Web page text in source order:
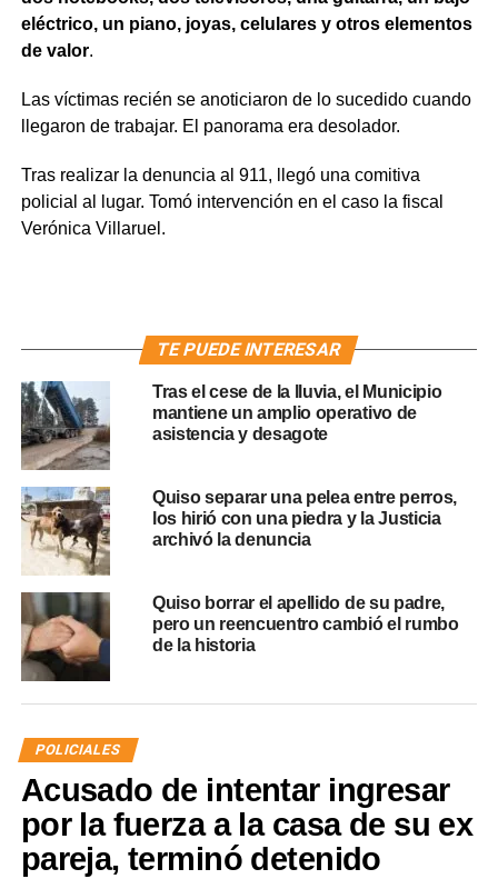
eléctrico, un piano, joyas, celulares y otros elementos
de valor.
Las víctimas recién se anoticiaron de lo sucedido cuando
llegaron de trabajar. El panorama era desolador.
Tras realizar la denuncia al 911, llegó una comitiva
policial al lugar. Tomó intervención en el caso la fiscal
Verónica Villaruel.
TE PUEDE INTERESAR
Tras el cese de la lluvia, el Municipio
mantiene un amplio operativo de
asistencia y desagote
Quiso separar una pelea entre perros,
los hirió con una piedra y la Justicia
archivó la denuncia
Quiso borrar el apellido de su padre,
pero un reencuentro cambió el rumbo
de la historia
POLICIALES
Acusado de intentar ingresar
por la fuerza a la casa de su ex
pareja, terminó detenido